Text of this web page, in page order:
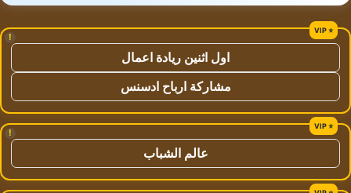
!
اول اثنين ريادة اعمال
مشاركة ارباح ادسنس
!
عالم الشباب